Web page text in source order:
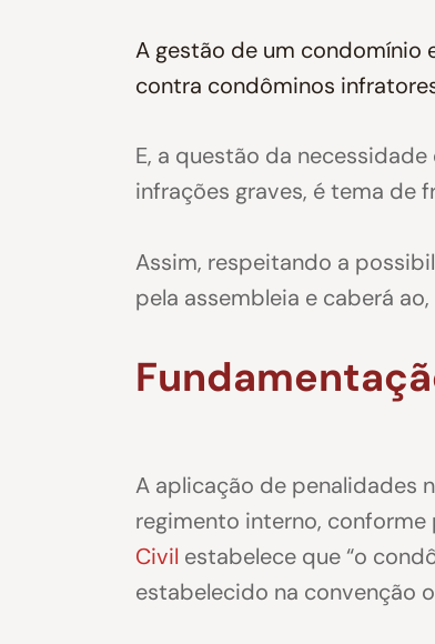
A gestão de um condomínio
contra condôminos
E, a questão da
infrações graves, é tema de
Assim, respeitando a
pela assembleia e caberá
A aplicação de penalidades
regimento interno, conforme
Civil estabelece que “o
estabelecido na convenção